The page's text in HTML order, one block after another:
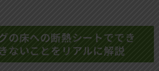
の床への断熱シートででき
ないことをリアルに解説